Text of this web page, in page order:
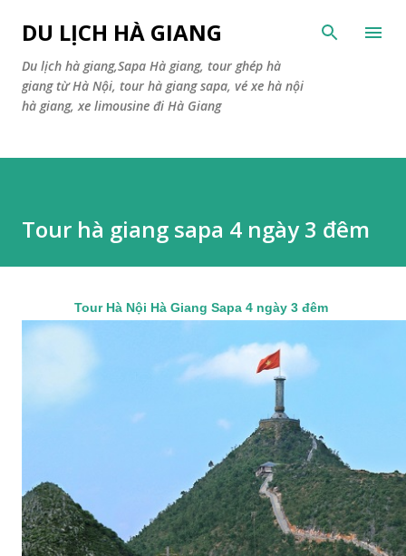
Skip to main content
DU LỊCH HÀ GIANG
Du lịch hà giang,Sapa Hà giang, tour ghép hà
giang từ Hà Nội, tour hà giang sapa, vé xe hà nội
hà giang, xe limousine đi Hà Giang
Tour hà giang sapa 4 ngày 3 đêm
Tour Hà Nội Hà Giang Sapa 4 ngày 3 đêm